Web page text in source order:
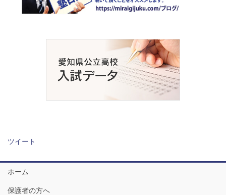
ツイート
ホーム
保護者の方へ